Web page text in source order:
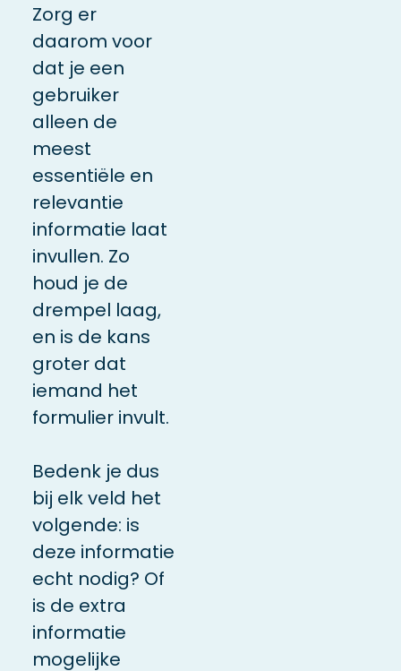
Zorg er
daarom voor
dat je een
gebruiker
alleen de
meest
essentiële en
relevantie
informatie laat
invullen. Zo
houd je de
drempel laag,
en is de kans
groter dat
iemand het
formulier invult.
Bedenk je dus
bij elk veld het
volgende: is
deze informatie
echt nodig? Of
is de extra
informatie
mogelijke